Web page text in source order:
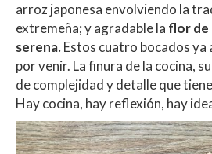
arroz japonesa envolviendo la
extremeña; y agradable la flor de
serena.Estos cuatro bocados ya
por venir. La finura de la cocina,
de complejidad y detalle que
Hay cocina, hay reflexión, hay